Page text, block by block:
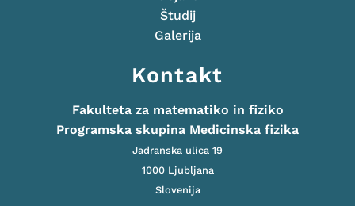
Študij
Galerija
Kontakt
Fakulteta za matematiko in fiziko
Programska skupina Medicinska fizika
Jadranska ulica 19
1000 Ljubljana
Slovenija